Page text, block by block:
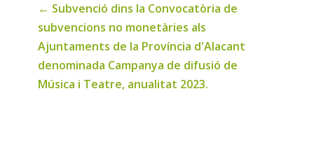
← Subvenció dins la Convocatòria de
subvencions no monetàries als
Ajuntaments de la Província d'Alacant
denominada Campanya de difusió de
Música i Teatre, anualitat 2023.